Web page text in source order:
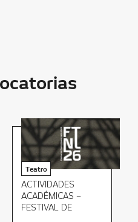
Teatro
ACTIVIDADES
ACADÉMICAS –
FESTIVAL DE